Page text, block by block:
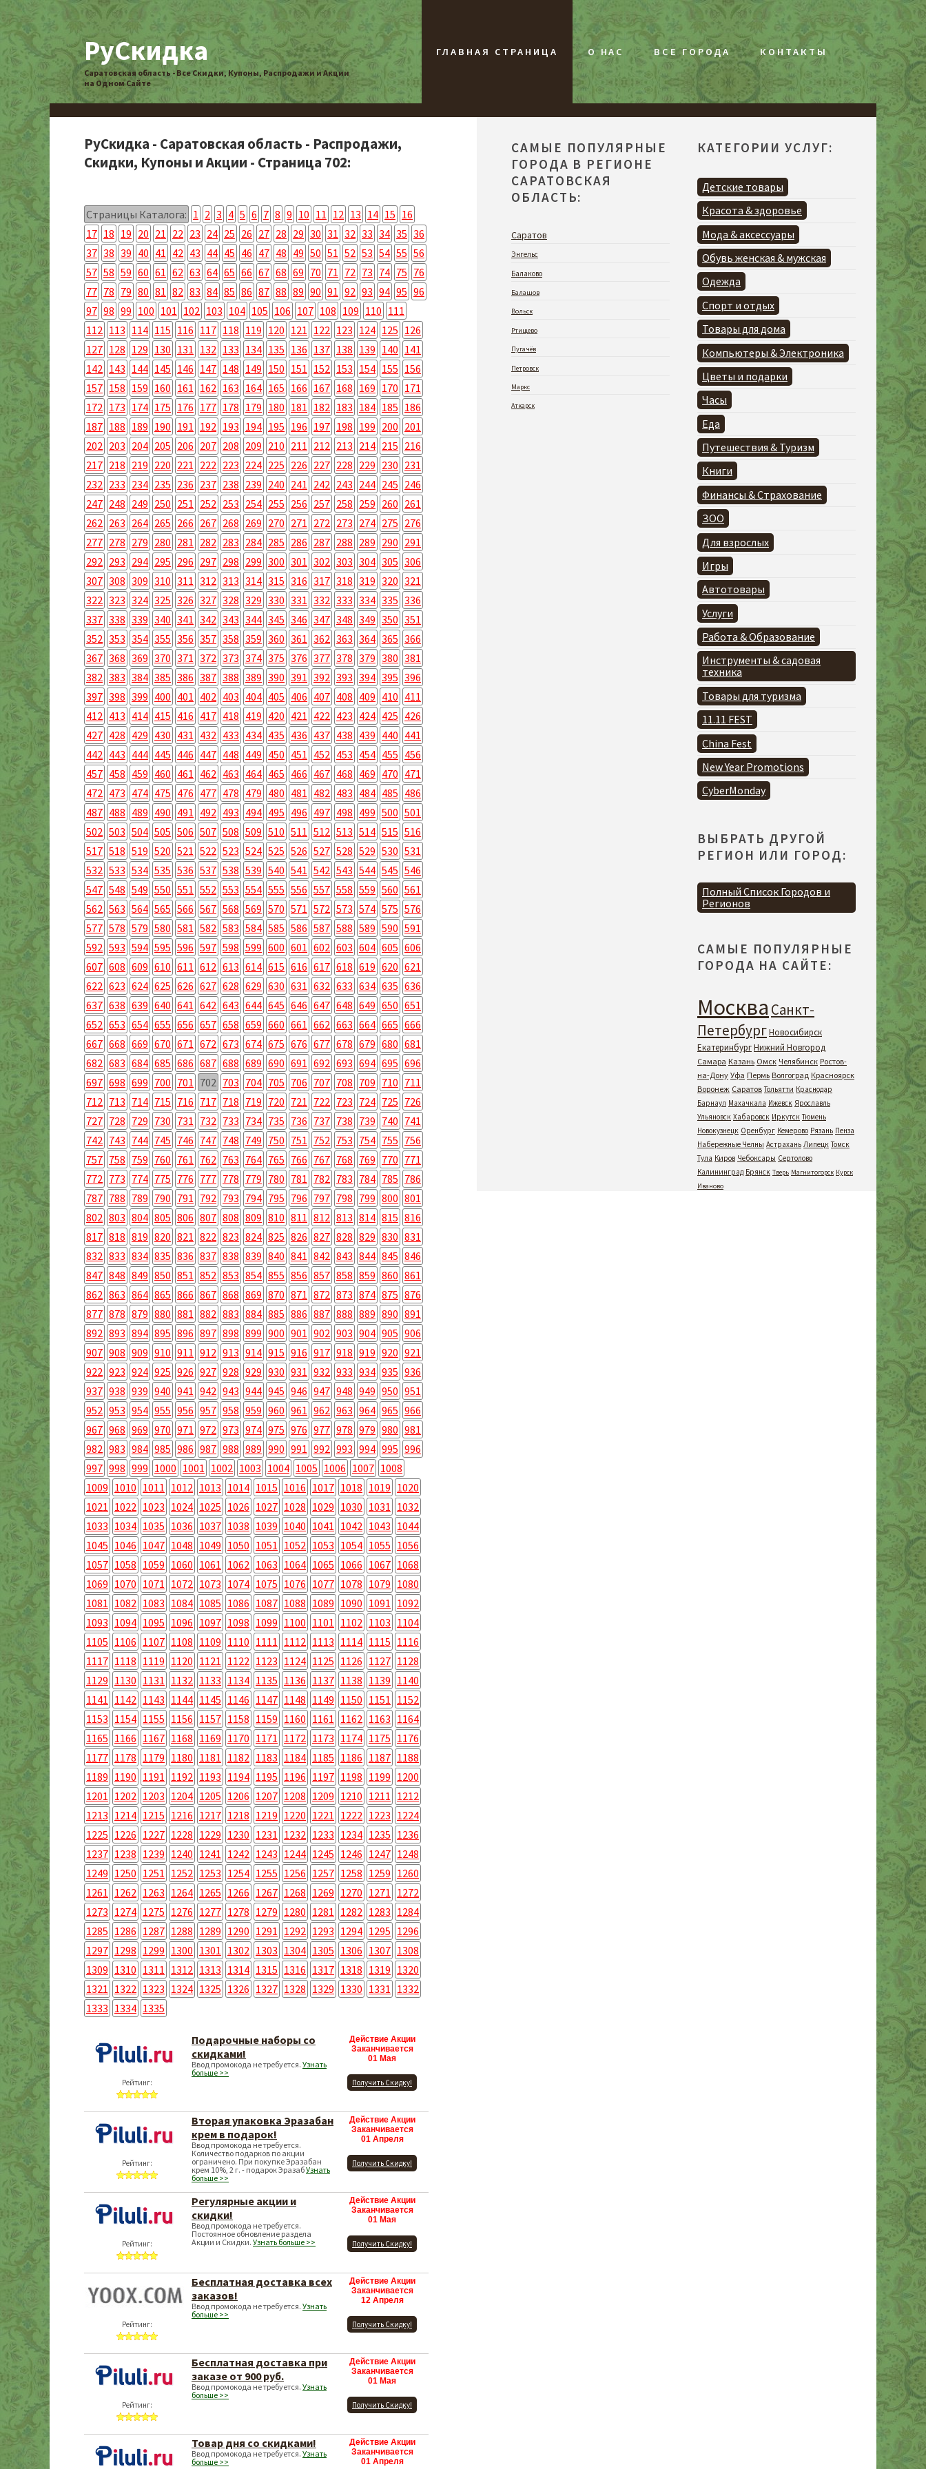
РуСкидка
Саратовская область - Все Скидки, Купоны, Распродажи и Акции
на Одном Сайте
ГЛАВНАЯ СТРАНИЦА О НАС ВСЕ ГОРОДА КОНТАКТЫ
РуСкидка - Саратовская область - Распродажи,
Скидки, Купоны и Акции - Страница 702:
Страницы Каталога: 1 2 3 4 5 6 7 8 9 10 11 12 13 14 15 16
17 18 19 20 21 22 23 24 25 26 27 28 29 30 31 32 33 34 35 36
37 38 39 40 41 42 43 44 45 46 47 48 49 50 51 52 53 54 55 56
57 58 59 60 61 62 63 64 65 66 67 68 69 70 71 72 73 74 75 76
77 78 79 80 81 82 83 84 85 86 87 88 89 90 91 92 93 94 95 96
97 98 99 100 101 102 103 104 105 106 107 108 109 110 111
112 113 114 115 116 117 118 119 120 121 122 123 124 125 126
127 128 129 130 131 132 133 134 135 136 137 138 139 140 141
142 143 144 145 146 147 148 149 150 151 152 153 154 155 156
157 158 159 160 161 162 163 164 165 166 167 168 169 170 171
172 173 174 175 176 177 178 179 180 181 182 183 184 185 186
187 188 189 190 191 192 193 194 195 196 197 198 199 200 201
202 203 204 205 206 207 208 209 210 211 212 213 214 215 216
217 218 219 220 221 222 223 224 225 226 227 228 229 230 231
232 233 234 235 236 237 238 239 240 241 242 243 244 245 246
247 248 249 250 251 252 253 254 255 256 257 258 259 260 261
262 263 264 265 266 267 268 269 270 271 272 273 274 275 276
277 278 279 280 281 282 283 284 285 286 287 288 289 290 291
292 293 294 295 296 297 298 299 300 301 302 303 304 305 306
307 308 309 310 311 312 313 314 315 316 317 318 319 320 321
322 323 324 325 326 327 328 329 330 331 332 333 334 335 336
337 338 339 340 341 342 343 344 345 346 347 348 349 350 351
352 353 354 355 356 357 358 359 360 361 362 363 364 365 366
367 368 369 370 371 372 373 374 375 376 377 378 379 380 381
382 383 384 385 386 387 388 389 390 391 392 393 394 395 396
397 398 399 400 401 402 403 404 405 406 407 408 409 410 411
412 413 414 415 416 417 418 419 420 421 422 423 424 425 426
427 428 429 430 431 432 433 434 435 436 437 438 439 440 441
442 443 444 445 446 447 448 449 450 451 452 453 454 455 456
457 458 459 460 461 462 463 464 465 466 467 468 469 470 471
472 473 474 475 476 477 478 479 480 481 482 483 484 485 486
487 488 489 490 491 492 493 494 495 496 497 498 499 500 501
502 503 504 505 506 507 508 509 510 511 512 513 514 515 516
517 518 519 520 521 522 523 524 525 526 527 528 529 530 531
532 533 534 535 536 537 538 539 540 541 542 543 544 545 546
547 548 549 550 551 552 553 554 555 556 557 558 559 560 561
562 563 564 565 566 567 568 569 570 571 572 573 574 575 576
577 578 579 580 581 582 583 584 585 586 587 588 589 590 591
592 593 594 595 596 597 598 599 600 601 602 603 604 605 606
607 608 609 610 611 612 613 614 615 616 617 618 619 620 621
622 623 624 625 626 627 628 629 630 631 632 633 634 635 636
637 638 639 640 641 642 643 644 645 646 647 648 649 650 651
652 653 654 655 656 657 658 659 660 661 662 663 664 665 666
667 668 669 670 671 672 673 674 675 676 677 678 679 680 681
682 683 684 685 686 687 688 689 690 691 692 693 694 695 696
697 698 699 700 701 702 703 704 705 706 707 708 709 710 711
712 713 714 715 716 717 718 719 720 721 722 723 724 725 726
727 728 729 730 731 732 733 734 735 736 737 738 739 740 741
742 743 744 745 746 747 748 749 750 751 752 753 754 755 756
757 758 759 760 761 762 763 764 765 766 767 768 769 770 771
772 773 774 775 776 777 778 779 780 781 782 783 784 785 786
787 788 789 790 791 792 793 794 795 796 797 798 799 800 801
802 803 804 805 806 807 808 809 810 811 812 813 814 815 816
817 818 819 820 821 822 823 824 825 826 827 828 829 830 831
832 833 834 835 836 837 838 839 840 841 842 843 844 845 846
847 848 849 850 851 852 853 854 855 856 857 858 859 860 861
862 863 864 865 866 867 868 869 870 871 872 873 874 875 876
877 878 879 880 881 882 883 884 885 886 887 888 889 890 891
892 893 894 895 896 897 898 899 900 901 902 903 904 905 906
907 908 909 910 911 912 913 914 915 916 917 918 919 920 921
922 923 924 925 926 927 928 929 930 931 932 933 934 935 936
937 938 939 940 941 942 943 944 945 946 947 948 949 950 951
952 953 954 955 956 957 958 959 960 961 962 963 964 965 966
967 968 969 970 971 972 973 974 975 976 977 978 979 980 981
982 983 984 985 986 987 988 989 990 991 992 993 994 995 996
997 998 999 1000 1001 1002 1003 1004 1005 1006 1007 1008
1009 1010 1011 1012 1013 1014 1015 1016 1017 1018 1019 1020
1021 1022 1023 1024 1025 1026 1027 1028 1029 1030 1031 1032
1033 1034 1035 1036 1037 1038 1039 1040 1041 1042 1043 1044
1045 1046 1047 1048 1049 1050 1051 1052 1053 1054 1055 1056
1057 1058 1059 1060 1061 1062 1063 1064 1065 1066 1067 1068
1069 1070 1071 1072 1073 1074 1075 1076 1077 1078 1079 1080
1081 1082 1083 1084 1085 1086 1087 1088 1089 1090 1091 1092
1093 1094 1095 1096 1097 1098 1099 1100 1101 1102 1103 1104
1105 1106 1107 1108 1109 1110 1111 1112 1113 1114 1115 1116
1117 1118 1119 1120 1121 1122 1123 1124 1125 1126 1127 1128
1129 1130 1131 1132 1133 1134 1135 1136 1137 1138 1139 1140
1141 1142 1143 1144 1145 1146 1147 1148 1149 1150 1151 1152
1153 1154 1155 1156 1157 1158 1159 1160 1161 1162 1163 1164
1165 1166 1167 1168 1169 1170 1171 1172 1173 1174 1175 1176
1177 1178 1179 1180 1181 1182 1183 1184 1185 1186 1187 1188
1189 1190 1191 1192 1193 1194 1195 1196 1197 1198 1199 1200
1201 1202 1203 1204 1205 1206 1207 1208 1209 1210 1211 1212
1213 1214 1215 1216 1217 1218 1219 1220 1221 1222 1223 1224
1225 1226 1227 1228 1229 1230 1231 1232 1233 1234 1235 1236
1237 1238 1239 1240 1241 1242 1243 1244 1245 1246 1247 1248
1249 1250 1251 1252 1253 1254 1255 1256 1257 1258 1259 1260
1261 1262 1263 1264 1265 1266 1267 1268 1269 1270 1271 1272
1273 1274 1275 1276 1277 1278 1279 1280 1281 1282 1283 1284
1285 1286 1287 1288 1289 1290 1291 1292 1293 1294 1295 1296
1297 1298 1299 1300 1301 1302 1303 1304 1305 1306 1307 1308
1309 1310 1311 1312 1313 1314 1315 1316 1317 1318 1319 1320
1321 1322 1323 1324 1325 1326 1327 1328 1329 1330 1331 1332
1333 1334 1335
Рейтинг:
Подарочные наборы со
скидками!
Ввод промокода не требуется. Узнать
больше >>
Действие Акции
Заканчивается
01 Мая
Получить Скидку!
Рейтинг:
Вторая упаковка Эразабан
крем в подарок!
Ввод промокода не требуется.
Количество подарков по акции
ограничено. При покупке Эразабан
крем 10%, 2 г. - подарок ЭразабУзнать
больше >>
Действие Акции
Заканчивается
01 Апреля
Получить Скидку!
Рейтинг:
Регулярные акции и
скидки!
Ввод промокода не требуется.
Постоянное обновление раздела
Акции и Скидки. Узнать больше >>
Действие Акции
Заканчивается
01 Мая
Получить Скидку!
Рейтинг:
Бесплатная доставка всех
заказов!
Ввод промокода не требуется. Узнать
больше >>
Действие Акции
Заканчивается
12 Апреля
Получить Скидку!
Рейтинг:
Бесплатная доставка при
заказе от 900 руб.
Ввод промокода не требуется. Узнать
больше >>
Действие Акции
Заканчивается
01 Мая
Получить Скидку!
Товар дня со скидками!
Ввод промокода не требуется. Узнать
больше >>
Действие Акции
Заканчивается
01 Апреля
САМЫЕ ПОПУЛЯРНЫЕ
ГОРОДА В РЕГИОНЕ
САРАТОВСКАЯ
ОБЛАСТЬ:
Саратов
Энгельс
Балаково
Балашов
Вольск
Ртищево
Пугачёв
Петровск
Маркс
Аткарск
КАТЕГОРИИ УСЛУГ:
Детские товары
Красота & здоровье
Мода & аксессуары
Обувь женская & мужская
Одежда
Спорт и отдых
Товары для дома
Компьютеры & Электроника
Цветы и подарки
Часы
Еда
Путешествия & Туризм
Книги
Финансы & Страхование
ЗОО
Для взрослых
Игры
Автотовары
Услуги
Работа & Образование
Инструменты & садовая
техника
Товары для туризма
11.11 FEST
China Fest
New Year Promotions
CyberMonday
ВЫБРАТЬ ДРУГОЙ
РЕГИОН ИЛИ ГОРОД:
Полный Список Городов и
Регионов
САМЫЕ ПОПУЛЯРНЫЕ
ГОРОДА НА САЙТЕ:
Москва Санкт-
ПетербургНовосибирск
ЕкатеринбургНижний Новгород
Самара Казань Омск Челябинск Ростов-
на-Дону Уфа Пермь Волгоград Красноярск
Воронеж Саратов Тольятти Краснодар
Барнаул Махачкала Ижевск Ярославль
Ульяновск Хабаровск Иркутск Тюмень
Новокузнецк Оренбург Кемерово Рязань Пенза
Набережные Челны Астрахань Липецк Томск
Тула Киров Чебоксары Сертолово
Калининград Брянск Тверь Магнитогорск Курск
Иваново